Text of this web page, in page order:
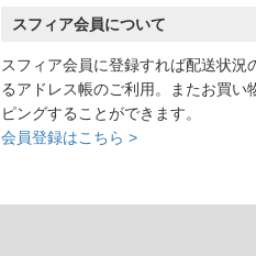
スフィア会員について
スフィア会員に登録すれば配送状況
るアドレス帳のご利用。またお買い
ピングすることができます。
会員登録はこちら >